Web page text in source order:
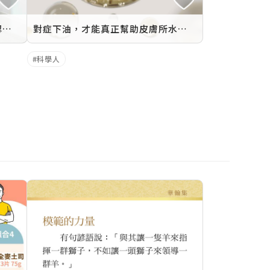
深呼吸的科學：《科學人》帶你認識真正的好空氣 對症下油，才能真正幫助皮膚所水保濕
科學人